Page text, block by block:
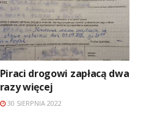
Piraci drogowi zapłacą dwa
razy więcej
30 SIERPNIA 2022